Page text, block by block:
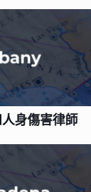
身傷害律師